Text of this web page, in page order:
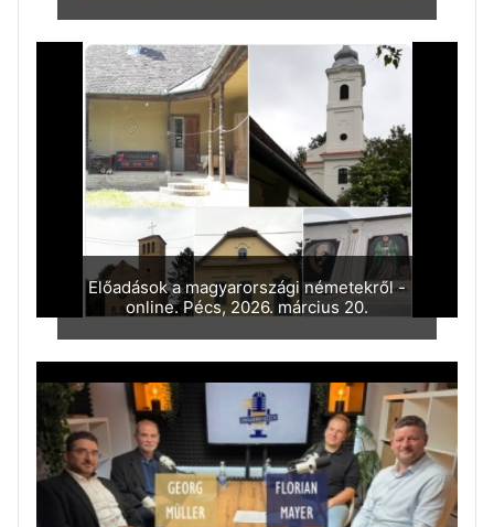
Előadások a magyarországi németekről -
online. Pécs, 2026. március 20.